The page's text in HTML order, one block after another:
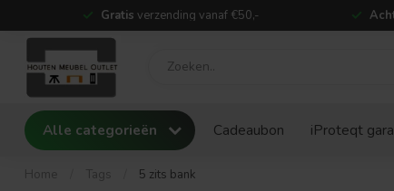
Gratis verzending vanaf €50,-
Alle categorieën Cadeaubon iProteqt
Home Tags 5 zits bank